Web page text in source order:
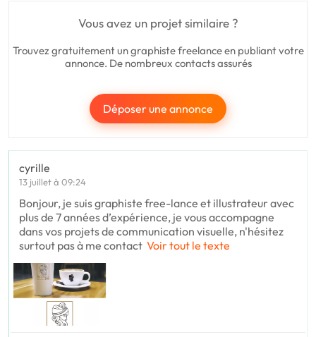
Vous avez un projet similaire ?
Trouvez gratuitement un graphiste freelance en publiant votre
annonce. De nombreux contacts assurés
Déposer une annonce
cyrille
13 juillet à 09:24
Bonjour, je suis graphiste free-lance et illustrateur avec
plus de 7 années d’expérience, je vous accompagne
dans vos projets de communication visuelle, n'hésitez
surtout pas à me contact Voir tout le texte